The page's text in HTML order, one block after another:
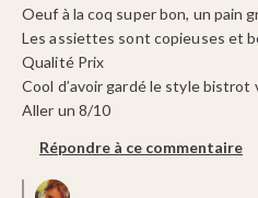
Oeuf à la coq super bon, un pain
Les assiettes sont copieuses et
Qualité Prix
Cool d’avoir gardé le style bistrot
Aller un 8/10
Répondre à ce commentaire